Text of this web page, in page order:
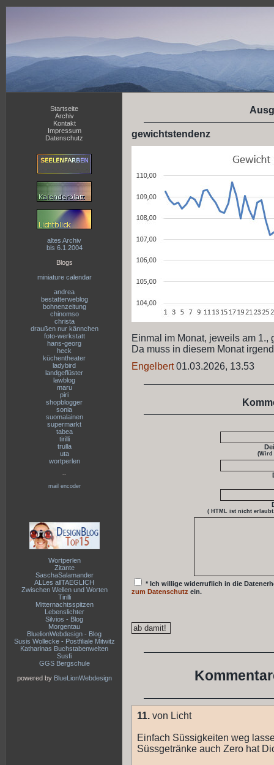
Startseite
Archiv
Kontakt
Impressum
Datenschutz
altes Archiv
bis 6.1.2004
Blogs
miniature calendar
andrea
bestatterweblog
bohnenzeitung
chinomso
christa
draußen nur kännchen
foto-werkstatt
hans-georg
heck
küchentheater
ladybird
landgeflüster
lawblog
maru
piri
shopblogger
sonia
suomalainen
supermarkt
tabea
tirilli
trulla
uta
wortperlen
--
mail encoder
Wortperlen
Zitante
SaschaSalamander
ALLes allTAEGLICH
Zwischen Wellen und Worten
Tirilli
Mitternachtsspitzen
Lebenslichter
Silvios - Blog
Morgentau
BluelionWebdesign - Blog
Susis Wollecke - Postfiliale Mitwitz
Katharinas Buchstabenwelten
Susfi
GGS Bergschule
powered by BlueLionWebdesign
gewichtstendenz
Einmal im Monat, jeweils am 1.,
Da muss in diesem Monat
Engelbert01.03.2026, 13.53
(Wird
( HTML ist nicht
* Ich willige widerruflich in die
zum Datenschutz ein.
11. von Licht
Einfach Süssigkeiten weg
Süssgetränke auch Zero hat